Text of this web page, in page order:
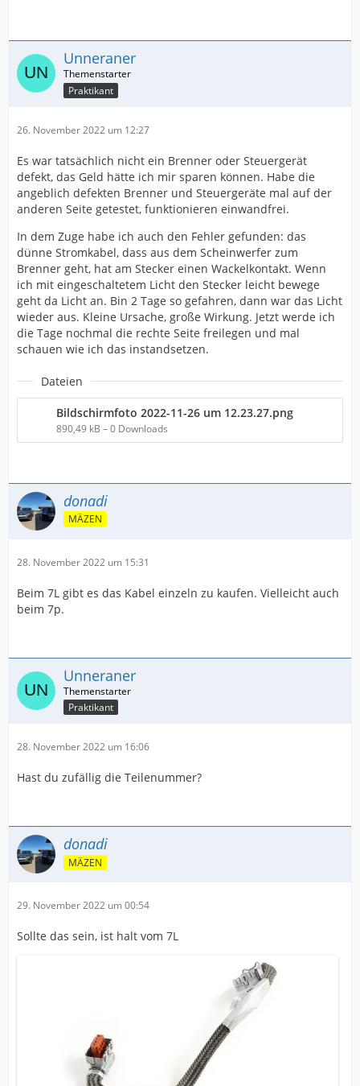
Unneraner
Praktikant
26. November 2022 um 12:27
Es war tatsächlich nicht ein Brenner oder Steuergerät
defekt, das Geld hätte ich mir sparen können. Habe die
angeblich defekten Brenner und Steuergeräte mal auf der
anderen Seite getestet, funktionieren einwandfrei.
In dem Zuge habe ich auch den Fehler gefunden: das
dünne Stromkabel, dass aus dem Scheinwerfer zum
Brenner geht, hat am Stecker einen Wackelkontakt. Wenn
ich mit eingeschaltetem Licht den Stecker leicht bewege
geht da Licht an. Bin 2 Tage so gefahren, dann war das Licht
wieder aus. Kleine Ursache, große Wirkung. Jetzt werde ich
die Tage nochmal die rechte Seite freilegen und mal
schauen wie ich das instandsetzen.
Dateien
Bildschirmfoto 2022-11-26 um 12.23.27.png
890,49 kB – 0 Downloads
donadi
MÄZEN
28. November 2022 um 15:31
Beim 7L gibt es das Kabel einzeln zu kaufen. Vielleicht auch
beim 7p.
Unneraner
Praktikant
28. November 2022 um 16:06
Hast du zufällig die Teilenummer?
donadi
MÄZEN
29. November 2022 um 00:54
Sollte das sein, ist halt vom 7L